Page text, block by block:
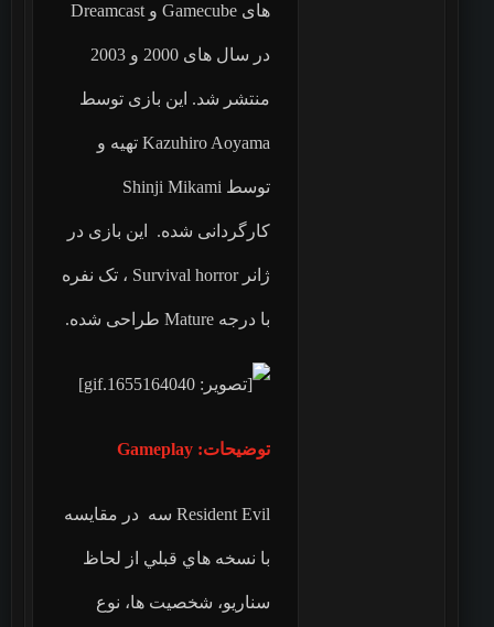
های Gamecube و Dreamcast
در سال های 2000 و 2003
منتشر شد. این بازی توسط
Kazuhiro Aoyama تهیه و
توسط Shinji Mikami
کارگردانی شده. این بازی در
ژانر Survival horror ، تک نفره
با درجه Mature طراحی شده.
توضیحات: Gameplay
Resident Evil سه در مقایسه
با نسخه هاي قبلي از لحاظ
سناریو، شخصیت ها، نوع